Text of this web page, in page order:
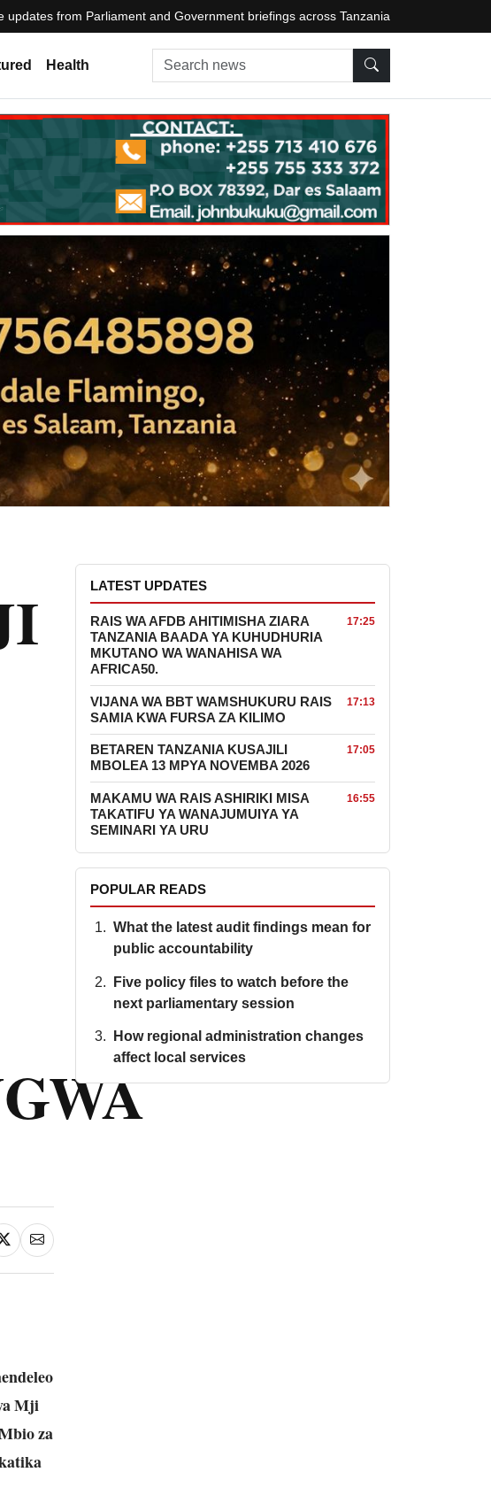
updates from Parliament and Government briefings across Tanzania
Health Search news
Mji
za
LATEST UPDATES
RAIS WA AFDB AHITIMISHA ZIARA
TANZANIA BAADA YA KUHUDHURIA
MKUTANO WA WANAHISA WA
AFRICA50.
17:25
VIJANA WA BBT WAMSHUKURU RAIS
SAMIA KWA FURSA ZA KILIMO
17:13
BETAREN TANZANIA KUSAJILI
MBOLEA 13 MPYA NOVEMBA 2026
17:05
MAKAMU WA RAIS ASHIRIKI MISA
TAKATIFU YA WANAJUMUIYA YA
SEMINARI YA URU
16:55
POPULAR READS
What the latest audit findings mean for
public accountability
Five policy files to watch before the
next parliamentary session
How regional administration changes
affect local services